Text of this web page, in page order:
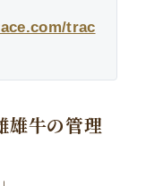
trac
雄牛の管理